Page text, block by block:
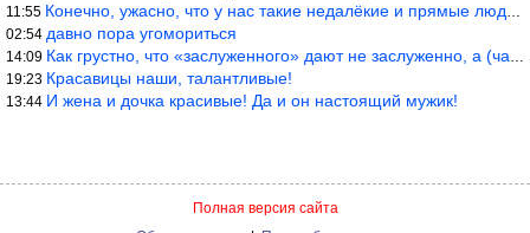
11:55 Конечно, ужасно, что у нас такие недалёкие и прямые люди… Как мо
02:54 давно пора угомориться
14:09 Как грустно, что «заслуженного» дают не заслуженно, а (чаще) по-
19:23 Красавицы наши, талантливые!
13:44 И жена и дочка красивые! Да и он настоящий мужик!
Полная версия сайта